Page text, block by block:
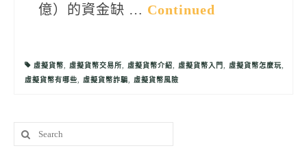
億）的資金缺 … Continued
虛擬貨幣, 虛擬貨幣交易所, 虛擬貨幣介紹, 虛擬貨幣入門, 虛擬貨幣怎麼玩,
虛擬貨幣有哪些, 虛擬貨幣詐騙, 虛擬貨幣風險
Search
for: